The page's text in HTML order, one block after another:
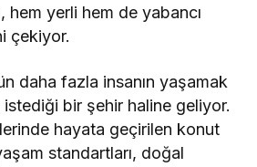
hem yerli hem de yabancı
çekiyor.
daha fazla insanın yaşamak
istediği bir şehir haline geliyor.
hayata geçirilen konut
standartları, doğal